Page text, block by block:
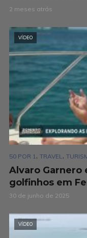
2 meses atrás
VÍDEO
50 POR 1 , TRAVEL ,
Alvaro Garnero
golfinhos em
30 de junho de 2025
VÍDEO